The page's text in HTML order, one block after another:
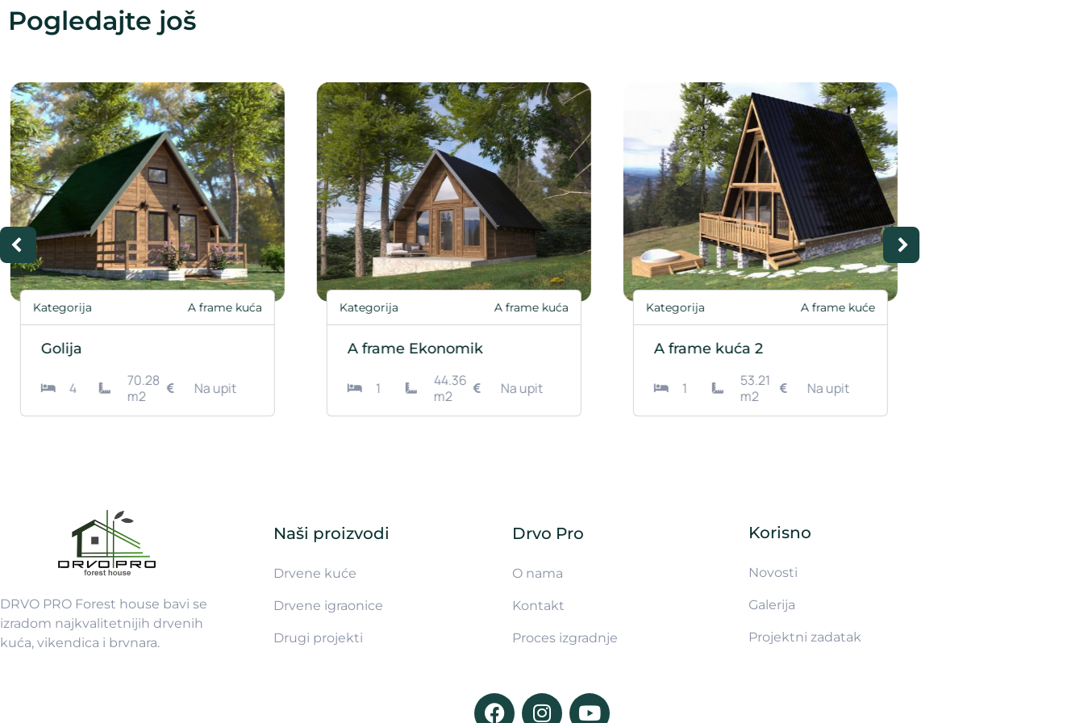
Pogledajte još
Kategorija A frame kuća
A frame Ekonomik
1
44.36
m2
Na upit
Kategorija A frame kuće
A frame kuća 2
53.21
m2
Na upit
Kategorija A frame kuća
A frame kuća 1
1
62.59
m2
Na upit
DRVO PRO Forest house bavi se
izradom najkvalitetnijih drvenih
kuća, vikendica i brvnara.
Naši proizvodi
Drvene kuće
Drvene igraonice
Drugi projekti
Drvo Pro
O nama
Kontakt
Proces izgradnje
Korisno
Novosti
Galerija
Projektni zadatak